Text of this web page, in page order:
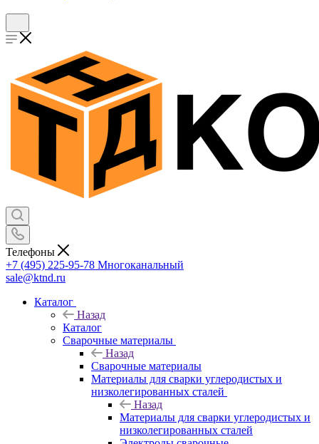
Телефоны
+7 (495) 225-95-78 Многоканальный
sale@ktnd.ru
Каталог
Назад
Каталог
Сварочные материалы
Назад
Сварочные материалы
Материалы для сварки углеродистых и
низколегированных сталей
Назад
Материалы для сварки углеродистых и
низколегированных сталей